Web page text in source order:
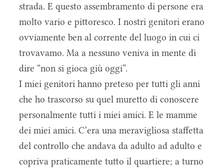
strada. E questo assembramento di persone era
molto vario e pittoresco. I nostri genitori erano
ovviamente ben al corrente del luogo in cui ci
trovavamo. Ma a nessuno veniva in mente di
dire “non si gioca giù oggi”.
I miei genitori hanno preteso per tutti gli anni
che ho trascorso su quel muretto di conoscere
personalmente tutti i miei amici. E le mamme
dei miei amici. C’era una meravigliosa staffetta
del controllo che andava da adulto ad adulto e
copriva praticamente tutto il quartiere; a turno